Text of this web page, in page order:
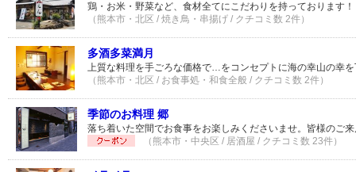
鶏・お米・野菜など、食材全てにこだわりを持っております！
（熊本市・北区 / 焼き鳥・串揚げ / クチコミ数 2件）
多酒多菜満月
上質な料理を手ごろな価格で…をコンセプトに海の幸山の幸
（熊本市・北区 / お食事処・和食全般 / クチコミ数 2件）
季節のお料理 郷
落ち着いた空間でお食事をお楽しみくださいませ。皆様のご
（熊本市・中央区 / 居酒屋 / クチコミ数 23件）